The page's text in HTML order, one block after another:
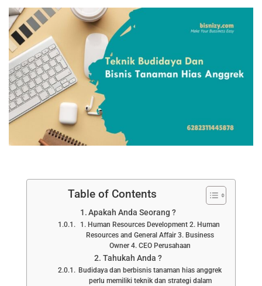
Table of Contents
Apakah Anda Seorang ?
1. Human Resources Development 2. Human
Resources and General Affair 3. Business
Owner 4. CEO Perusahaan
Tahukah Anda ?
Budidaya dan berbisnis tanaman hias anggrek
perlu memiliki teknik dan strategi dalam